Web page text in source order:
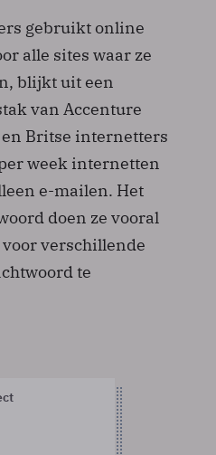
gebruikt online
alle sites waar ze
blijkt uit een
van Accenture
Britse internetters
week internetten
e-mailen. Het
doen ze vooral
verschillende
te